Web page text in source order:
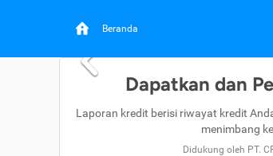
Beranda
Dapatkan dan
Laporan kredit berisi riwayat kredit
menimbang
Didukung oleh PT.